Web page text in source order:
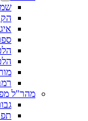
מהר"ל